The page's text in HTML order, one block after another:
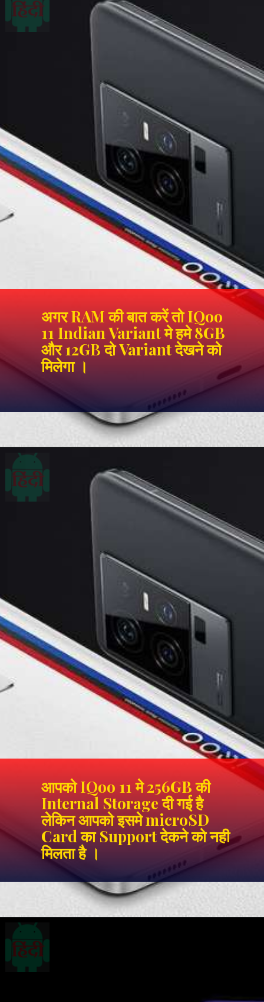
अगर RAM की बात करें तो IQoo
11 Indian Variant मे हमे 8GB
और 12GB दो Variant देखने को
मिलेगा ।
आपको IQoo 11 मे 256GB की
Internal Storage दी गई है
लेकिन आपको इसमे microSD
Card का Support देकने को नही
मिलता है ।